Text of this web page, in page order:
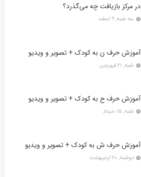
در مرکز بازیافت چه می‌گذرد؟
سه شنبه, ۹ اسفند
آموزش حرف ن به کودک + تصویر و ویدیو
شنبه, ۲۱ فروردین
آموزش حرف ح به کودک + تصویر و ویدیو
شنبه, ۱۵ خرداد
آموزش حرف ش به کودک + تصویر و ویدیو
دوشنبه, ۲۰ اردیبهشت